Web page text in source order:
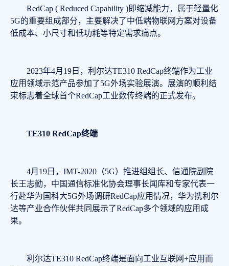
RedCap ( Reduced Capability )即缩减能力，属于轻量化
5G的重要组成部分，主要解决了中低端物联网方案对设备
低成本、小尺寸和低功耗等特定需求痛点。
2023年4月19日，利尔达TE310 RedCap终端作为工业
应用领域示范产品参加了5G外场实验展演。展演的顺利结
束标志着全球首个RedCap工业数传终端的正式发布。
TE310 RedCap终端
4月19日，IMT-2020（5G）推进组组长、信通院副院
长王志勤，中国通信标准化协会理事长闻库和专家代表一
行赴华为国科大5G外场调研RedCap应用情况，华为携利尔
达等产业合作伙伴共同展示了RedCap多个领域的应用成
果。
利尔达TE310 RedCap终端是面向工业互联网+应用而